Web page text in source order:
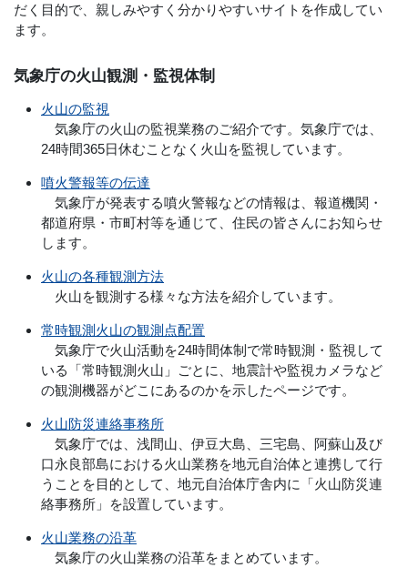
だく目的で、親しみやすく分かりやすいサイトを作成してい
ます。
気象庁の火山観測・監視体制
火山の監視
気象庁の火山の監視業務のご紹介です。気象庁では、
24時間365日休むことなく火山を監視しています。
噴火警報等の伝達
気象庁が発表する噴火警報などの情報は、報道機関・
都道府県・市町村等を通じて、住民の皆さんにお知らせ
します。
火山の各種観測方法
火山を観測する様々な方法を紹介しています。
常時観測火山の観測点配置
気象庁で火山活動を24時間体制で常時観測・監視して
いる「常時観測火山」ごとに、地震計や監視カメラなど
の観測機器がどこにあるのかを示したページです。
火山防災連絡事務所
気象庁では、浅間山、伊豆大島、三宅島、阿蘇山及び
口永良部島における火山業務を地元自治体と連携して行
うことを目的として、地元自治体庁舎内に「火山防災連
絡事務所」を設置しています。
火山業務の沿革
気象庁の火山業務の沿革をまとめています。